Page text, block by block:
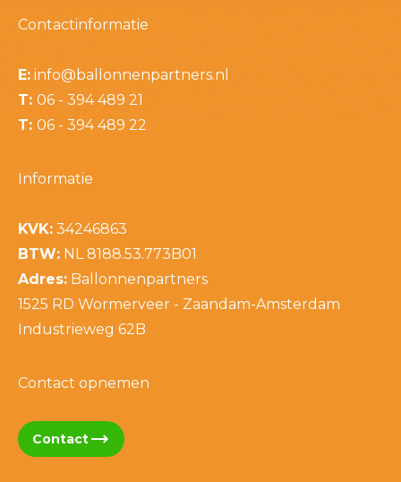
Contactinformatie
E: info@ballonnenpartners.nl
T: 06 - 394 489 21
T: 06 - 394 489 22
Informatie
KVK: 34246863
BTW: NL 8188.53.773B01
Adres: Ballonnenpartners
1525 RD Wormerveer - Zaandam-Amsterdam
Industrieweg 62B
Contact opnemen
Contacttrending_flat